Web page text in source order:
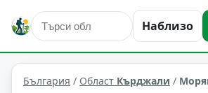
Наблизо
Морянци Област: Кърджали
България / Област Кърджали /